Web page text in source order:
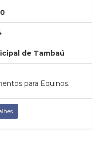
de Tambaú
para Equinos.